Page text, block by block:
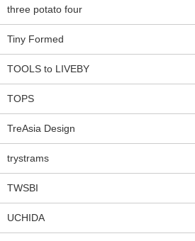
three potato four
Tiny Formed
TOOLS to LIVEBY
TOPS
TreAsia Design
trystrams
TWSBI
UCHIDA